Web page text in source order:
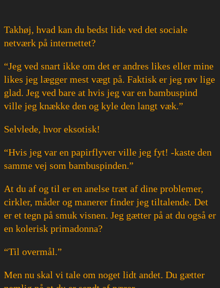
Takhøj, hvad kan du bedst lide ved det sociale
netværk på internettet?
“Jeg ved snart ikke om det er andres likes eller mine
likes jeg lægger mest vægt på. Faktisk er jeg røv lige
glad. Jeg ved bare at hvis jeg var en bambuspind
ville jeg knække den og kyle den langt væk.”
Selvlede, hvor eksotisk!
“Hvis jeg var en papirflyver ville jeg fyt! -kaste den
samme vej som bambuspinden.”
At du af og til er en anelse træt af dine problemer,
cirkler, måder og manerer finder jeg tiltalende. Det
er et tegn på smuk visnen. Jeg gætter på at du også er
en kolerisk primadonna?
“Til overmål.”
Men nu skal vi tale om noget lidt andet. Du gætter